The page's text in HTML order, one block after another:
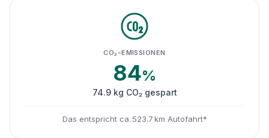
CO₂-EMISSIONEN
84%
74.9 kg CO₂ gespart
Das entspricht ca. 523.7 km Autofahrt*